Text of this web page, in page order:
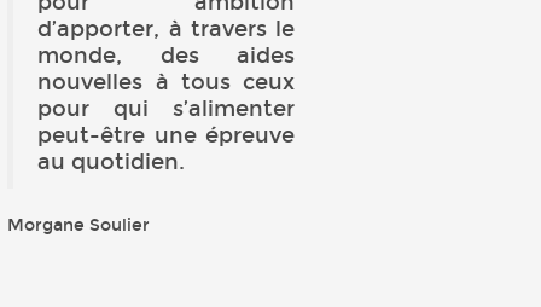
d’apporter, à travers le
monde, des aides
nouvelles à tous ceux
pour qui s’alimenter
peut-être une épreuve
au quotidien.
Morgane Soulier